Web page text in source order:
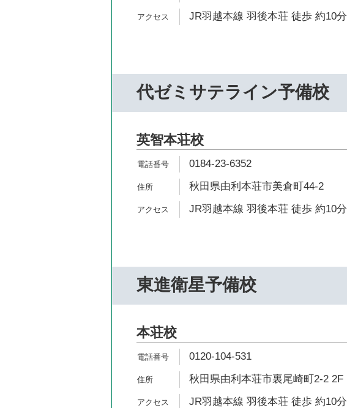
JR羽越本線 羽後本荘 徒歩 約10分
代ゼミサテライン予備校
英智本荘校
0184-23-6352
秋田県由利本荘市美倉町44-2
JR羽越本線 羽後本荘 徒歩 約10分
東進衛星予備校
本荘校
0120-104-531
秋田県由利本荘市裏尾崎町2-2 2F
JR羽越本線 羽後本荘 徒歩 約10分